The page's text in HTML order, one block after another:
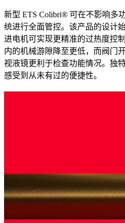
新型 ETS Colibri® 可在不影响多
统进行全面管控。该产品的设计
进电机可实现更精准的过热度控
内的机械游隙降至更低，而阀门
视液镜更利于检查功能情况。独
感受到从未有过的便捷性。